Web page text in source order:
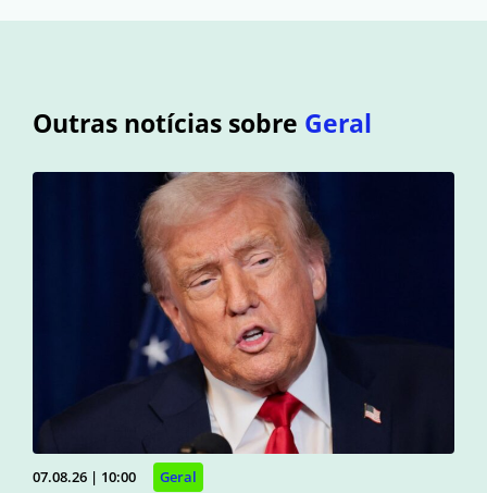
Outras notícias sobre Geral
07.08.26 | 10:00 Geral